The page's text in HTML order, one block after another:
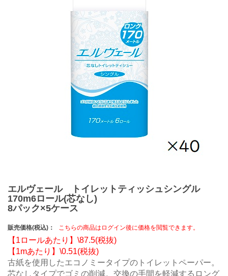
エルヴェール トイレットティッシュシングル
170m6ロール(芯なし)
8パック×5ケース
販売価格(税込)： こちらの商品はログイン後に価格を閲覧できます。
【1ロールあたり】\87.5(税抜)
【1mあたり】\0.51(税抜)
古紙を使用したエコノミータイプのトイレットペーパー。
芯なしタイプでゴミの削減。交換の手間を軽減するロング